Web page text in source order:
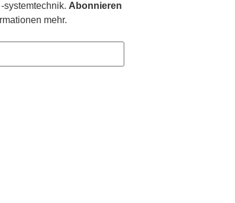
systemtechnik. Abonnieren
mehr.